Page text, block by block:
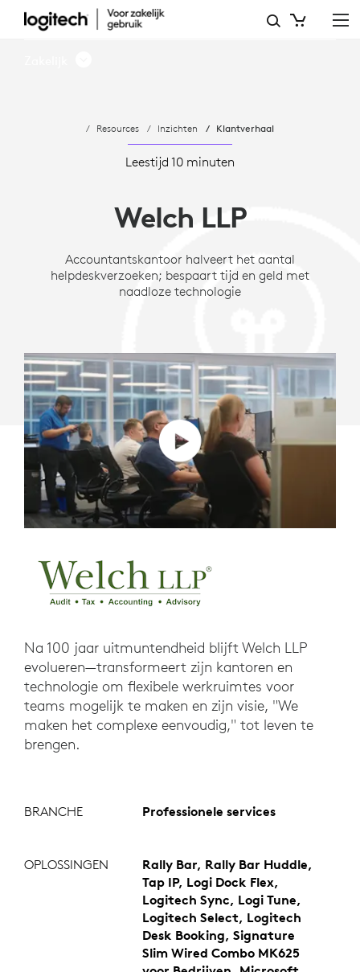
WELCH
GEBRUIK
BRUIKBARE
GEGEVENS
LOGITECH
Resources Inzichten Klantverhaal
Leestijd 10 minuten
Welch LLP
Accountantskantoor halveert het aantal
helpdeskverzoeken; bespaart tijd en geld met
naadloze technologie
Na 100 jaar uitmuntendheid blijft Welch LLP
evolueren—transformeert zijn kantoren en
technologie om flexibele werkruimtes voor
teams mogelijk te maken en zijn visie, "We
maken het complexe eenvoudig," tot leven te
brengen.
BRANCHE Professionele services
OPLOSSINGEN
Rally Bar, Rally Bar Huddle,
Tap IP, Logi Dock Flex,
Logitech Sync, Logi Tune,
Logitech Select, Logitech
Desk Booking, Signature
Slim Wired Combo MK625